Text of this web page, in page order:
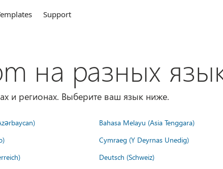
Support
на разных
и регионах. Выберите ваш язык ниже.
Bahasa Melayu (Asia Tenggara)
Cymraeg (Y Deyrnas Unedig)
Deutsch (Schweiz)